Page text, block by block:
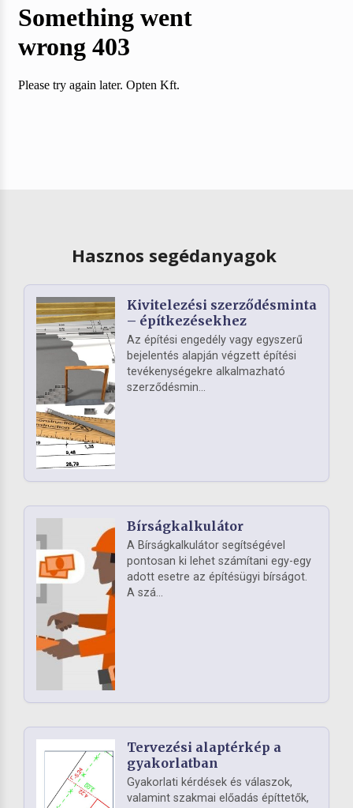
Hasznos segédanyagok
Kivitelezési szerződésminta
– építkezésekhez
Az építési engedély vagy egyszerű
bejelentés alapján végzett építési
tevékenységekre alkalmazható
szerződésmin...
Bírságkalkulátor
A Bírságkalkulátor segítségével
pontosan ki lehet számítani egy-egy
adott esetre az építésügyi bírságot.
A szá...
Tervezési alaptérkép a
gyakorlatban
Gyakorlati kérdések és válaszok,
valamint szakmai előadás építtetők,